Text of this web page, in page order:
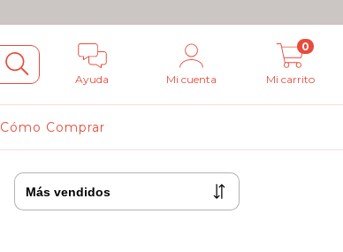
Ayuda Mi cuenta Mi carrito
0
Cómo Comprar